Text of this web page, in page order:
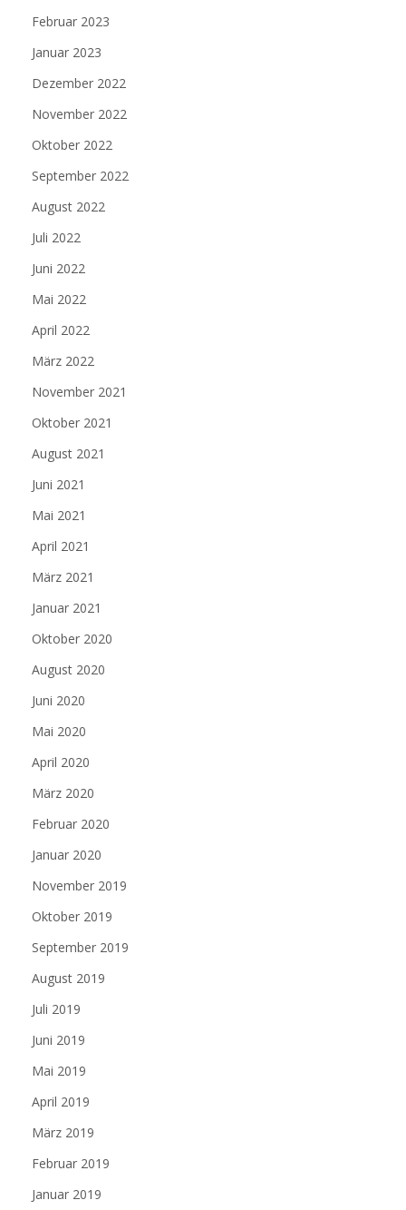
Februar 2023
Januar 2023
Dezember 2022
November 2022
Oktober 2022
September 2022
August 2022
Juli 2022
Juni 2022
Mai 2022
April 2022
März 2022
November 2021
Oktober 2021
August 2021
Juni 2021
Mai 2021
April 2021
März 2021
Januar 2021
Oktober 2020
August 2020
Juni 2020
Mai 2020
April 2020
März 2020
Februar 2020
Januar 2020
November 2019
Oktober 2019
September 2019
August 2019
Juli 2019
Juni 2019
Mai 2019
April 2019
März 2019
Februar 2019
Januar 2019